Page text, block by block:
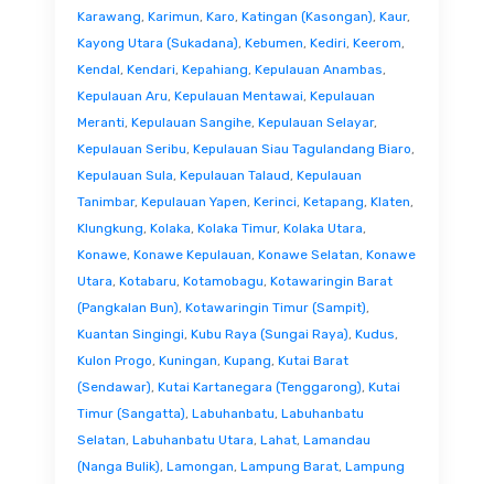
Karawang, Karimun, Karo, Katingan (Kasongan), Kaur,
Kayong Utara (Sukadana), Kebumen, Kediri, Keerom,
Kendal, Kendari, Kepahiang, Kepulauan Anambas,
Kepulauan Aru, Kepulauan Mentawai, Kepulauan
Meranti, Kepulauan Sangihe, Kepulauan Selayar,
Kepulauan Seribu, Kepulauan Siau Tagulandang Biaro,
Kepulauan Sula, Kepulauan Talaud, Kepulauan
Tanimbar, Kepulauan Yapen, Kerinci, Ketapang, Klaten,
Klungkung, Kolaka, Kolaka Timur, Kolaka Utara,
Konawe, Konawe Kepulauan, Konawe Selatan, Konawe
Utara, Kotabaru, Kotamobagu, Kotawaringin Barat
(Pangkalan Bun), Kotawaringin Timur (Sampit),
Kuantan Singingi, Kubu Raya (Sungai Raya), Kudus,
Kulon Progo, Kuningan, Kupang, Kutai Barat
(Sendawar), Kutai Kartanegara (Tenggarong), Kutai
Timur (Sangatta), Labuhanbatu, Labuhanbatu
Selatan, Labuhanbatu Utara, Lahat, Lamandau
(Nanga Bulik), Lamongan, Lampung Barat, Lampung